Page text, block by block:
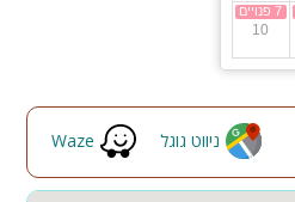
5
10
Waze ניווט גוגל